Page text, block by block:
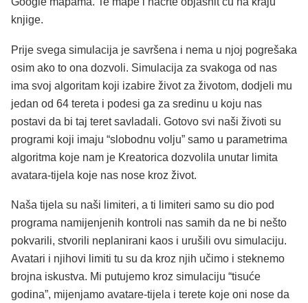
knjige.
Prije svega simulacija je savršena i nema u njoj pogrešaka
osim ako to ona dozvoli. Simulacija za svakoga od nas
ima svoj algoritam koji izabire život za životom, dodjeli mu
jedan od 64 tereta i podesi ga za sredinu u koju nas
postavi da bi taj teret savladali. Gotovo svi naši životi su
programi koji imaju “slobodnu volju” samo u parametrima
algoritma koje nam je Kreatorica dozvolila unutar limita
avatara-tijela koje nas nose kroz život.
Naša tijela su naši limiteri, a ti limiteri samo su dio pod
programa namijenjenih kontroli nas samih da ne bi nešto
pokvarili, stvorili neplanirani kaos i urušili ovu simulaciju.
Avatari i njihovi limiti tu su da kroz njih učimo i steknemo
brojna iskustva. Mi putujemo kroz simulaciju “tisuće
godina”, mijenjamo avatare-tijela i terete koje oni nose da